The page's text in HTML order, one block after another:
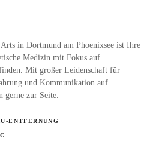
in Dortmund am Phoenixsee ist Ihre
Medizin mit Fokus auf
Mit großer Leidenschaft für
und Kommunikation auf
gerne zur Seite.
ENTFERNUNG